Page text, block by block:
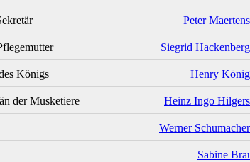
Peter Maertens
Siegrid Hackenberg
Königs Henry König
der Musketiere Heinz Ingo Hilgers
Werner Schumacher
Sabine